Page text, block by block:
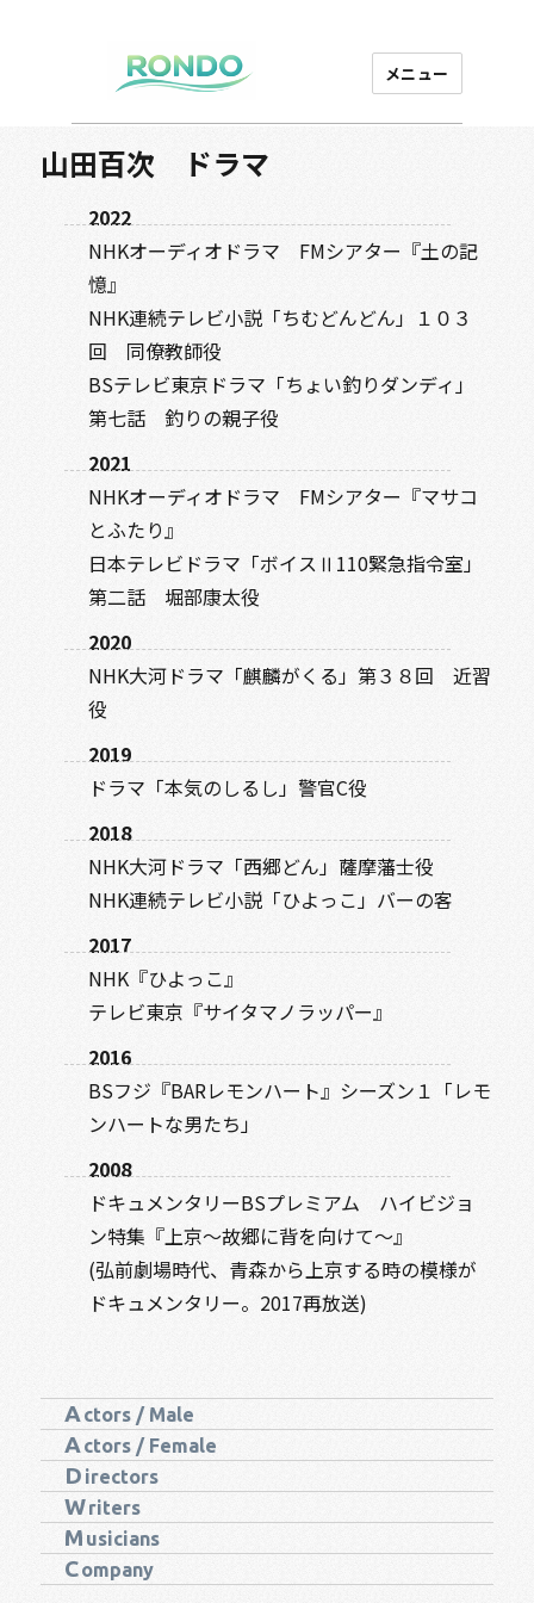
ロンド
芸能プロダクション
メニュー
山田百次 ドラマ
2022
NHKオーディオドラマ FMシアター『土の記
憶』
NHK連続テレビ小説「ちむどんどん」１０３
回 同僚教師役
BSテレビ東京ドラマ「ちょい釣りダンディ」
第七話 釣りの親子役
2021
NHKオーディオドラマ FMシアター『マサコ
とふたり』
日本テレビドラマ「ボイスⅡ110緊急指令室」
第二話 堀部康太役
2020
NHK大河ドラマ「麒麟がくる」第３８回 近習
役
2019
ドラマ「本気のしるし」警官C役
2018
NHK大河ドラマ「西郷どん」薩摩藩士役
NHK連続テレビ小説「ひよっこ」バーの客
2017
NHK『ひよっこ』
テレビ東京『サイタマノラッパー』
2016
BSフジ『BARレモンハート』シーズン１「レモ
ンハートな男たち」
2008
ドキュメンタリーBSプレミアム ハイビジョ
ン特集『上京～故郷に背を向けて～』
(弘前劇場時代、青森から上京する時の模様が
ドキュメンタリー。2017再放送)
A ctors / Male
A ctors / Female
D irectors
Writers
M usicians
Company